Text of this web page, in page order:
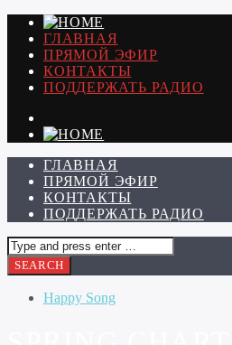
ГЛАВНАЯ
ПРЯМОЙ ЭФИР
КОНТАКТЫ
ПОДДЕРЖАТЬ РАДИО
ГЛАВНАЯ
ПРЯМОЙ ЭФИР
КОНТАКТЫ
ПОДДЕРЖАТЬ РАДИО
Happy Song